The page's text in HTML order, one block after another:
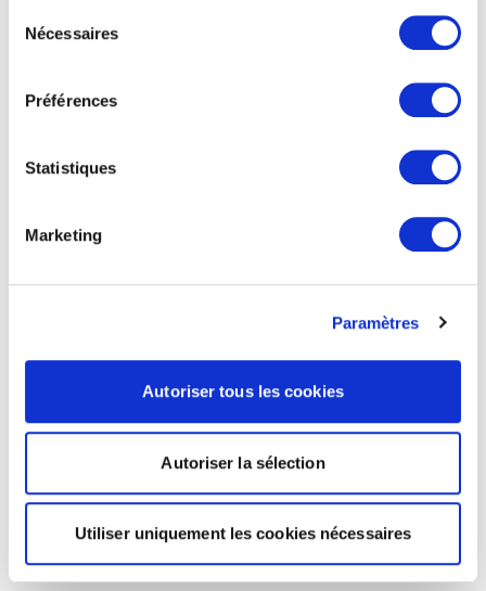
Nécessaires
Préférences
Statistiques
Marketing
Paramètres
Autoriser tous les cookies
Autoriser la sélection
Utiliser uniquement les cookies nécessaires